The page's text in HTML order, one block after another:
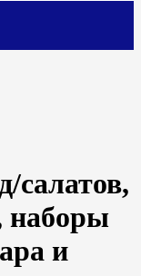
салатов,
наборы
и